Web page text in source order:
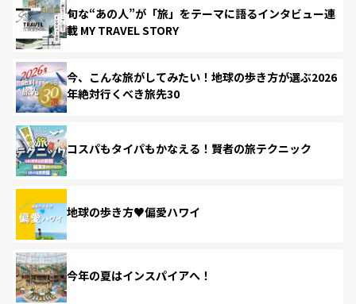
旬な“あの人”が「旅」をテーマに語るインタビュー連
載 MY TRAVEL STORY
今、こんな旅がしてみたい！地球の歩き方が選ぶ2026
年絶対行くべき旅先30
コスパもタイパもかなえる！賢者の旅テクニック
地球の歩き方♥偏愛ハワイ
今年の夏はインスパイアへ！